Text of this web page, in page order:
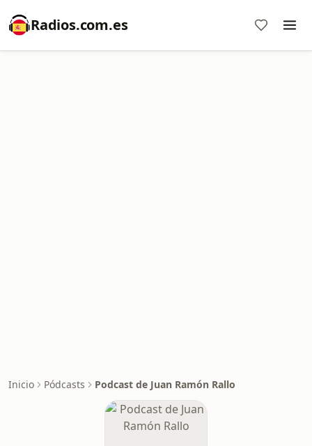
Radios.com.es
Inicio Pódcasts Podcast de Juan Ramón Rallo